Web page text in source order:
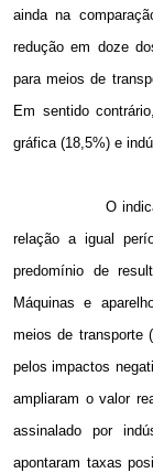
ainda na
redução em doze
para meios de
Em sentido
gráfica (18,5%) e
O
relação a igual
predomínio de
Máquinas e
meios de transporte
pelos impactos
ampliaram o valor
assinalado por
apontaram taxas